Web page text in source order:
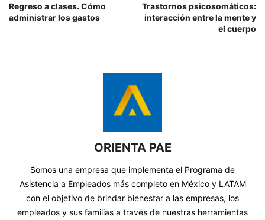
Regreso a clases. Cómo
administrar los gastos
Trastornos psicosomáticos:
interacción entre la mente y
el cuerpo
ORIENTA PAE
Somos una empresa que implementa el Programa de
Asistencia a Empleados más completo en México y LATAM
con el objetivo de brindar bienestar a las empresas, los
empleados y sus familias a través de nuestras herramientas